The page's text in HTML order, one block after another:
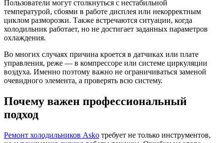
Пользователи могут столкнуться с нестабильной
температурой, сбоями в работе дисплея или некорректным
циклом разморозки. Также встречаются ситуации, когда
холодильник работает, но не достигает заданных параметров
охлаждения.
Во многих случаях причина кроется в датчиках или плате
управления, реже — в компрессоре или системе циркуляции
воздуха. Именно поэтому важно не ограничиваться заменой
очевидного элемента, а проверять всю систему.
Почему важен профессиональный
подход
Ремонт холодильников Asko требует не только инструментов,